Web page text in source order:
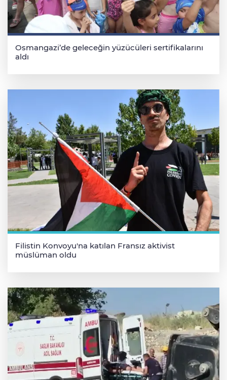
Osmangazi’de geleceğin yüzücüleri sertifikalarını
aldı
Filistin Konvoyu'na katılan Fransız aktivist
müslüman oldu